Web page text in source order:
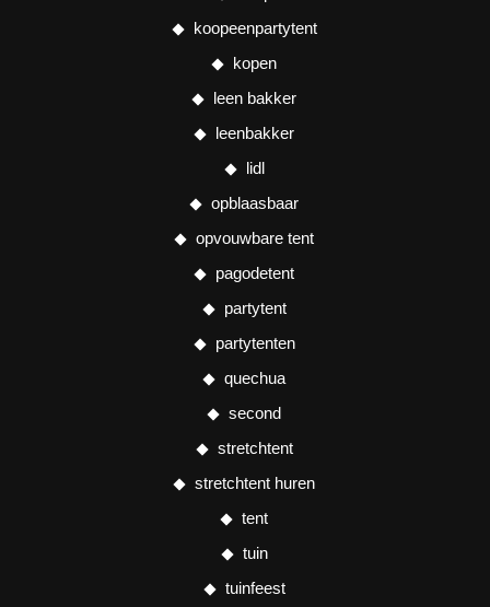
koopeenpartytent
kopen
leen bakker
leenbakker
lidl
opblaasbaar
opvouwbare tent
pagodetent
partytent
partytenten
quechua
second
stretchtent
stretchtent huren
tent
tuin
tuinfeest